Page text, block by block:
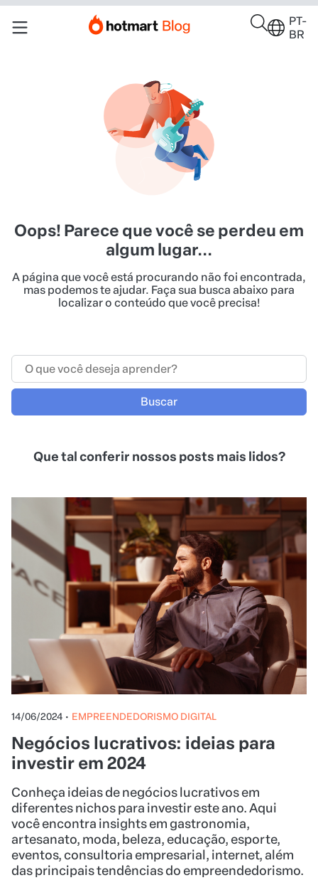
PT-
BR
Oops! Parece que você se perdeu em
algum lugar...
A página que você está procurando não foi encontrada,
mas podemos te ajudar. Faça sua busca abaixo para
localizar o conteúdo que você precisa!
Buscar
Que tal conferir nossos posts mais lidos?
14/06/2024 • EMPREENDEDORISMO DIGITAL
Negócios lucrativos: ideias para
investir em 2024
Conheça ideias de negócios lucrativos em
diferentes nichos para investir este ano. Aqui
você encontra insights em gastronomia,
artesanato, moda, beleza, educação, esporte,
eventos, consultoria empresarial, internet, além
das principais tendências do empreendedorismo.